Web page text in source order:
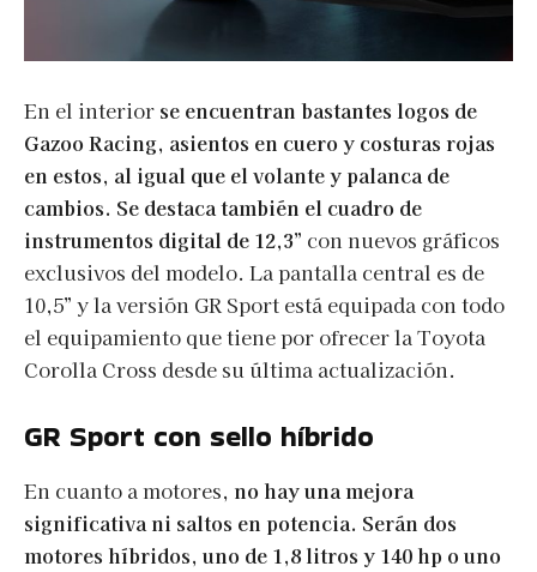
En el interior se encuentran bastantes logos de
Gazoo Racing, asientos en cuero y costuras rojas
en estos, al igual que el volante y palanca de
cambios. Se destaca también el cuadro de
instrumentos digital de 12,3” con nuevos gráficos
exclusivos del modelo. La pantalla central es de
10,5” y la versión GR Sport está equipada con todo
el equipamiento que tiene por ofrecer la Toyota
Corolla Cross desde su última actualización.
GR Sport con sello híbrido
En cuanto a motores, no hay una mejora
significativa ni saltos en potencia. Serán dos
motores híbridos, uno de 1,8 litros y 140 hp o uno